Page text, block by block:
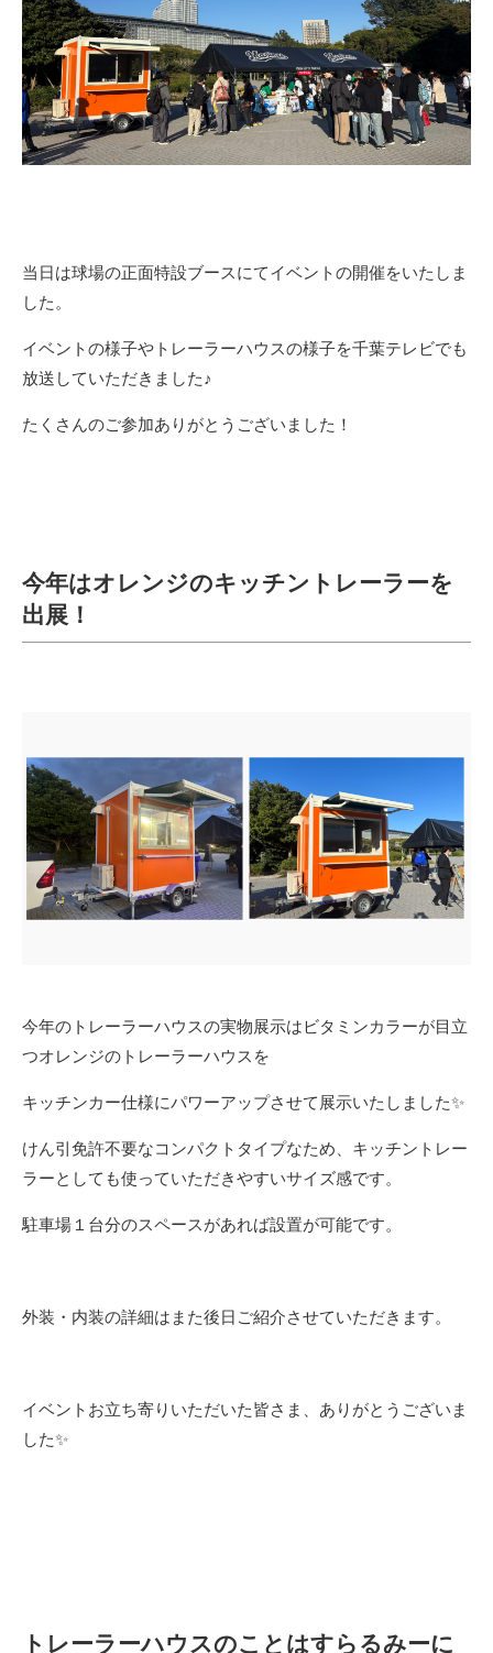
当日は球場の正面特設ブースにてイベントの開催をいたしま
した。
イベントの様子やトレーラーハウスの様子を千葉テレビでも
放送していただきました♪
たくさんのご参加ありがとうございました！
今年はオレンジのキッチントレーラーを
出展！
今年のトレーラーハウスの実物展示はビタミンカラーが目立
つオレンジのトレーラーハウスを
キッチンカー仕様にパワーアップさせて展示いたしました✨
けん引免許不要なコンパクトタイプなため、キッチントレー
ラーとしても使っていただきやすいサイズ感です。
駐車場１台分のスペースがあれば設置が可能です。
外装・内装の詳細はまた後日ご紹介させていただきます。
イベントお立ち寄りいただいた皆さま、ありがとうございま
した✨
トレーラーハウスのことはすらるみーに